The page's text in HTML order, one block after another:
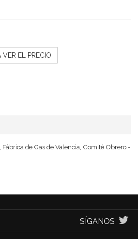
VER EL PRECIO
de Gas de Valencia, Comité Obrero -
SÍGANOS